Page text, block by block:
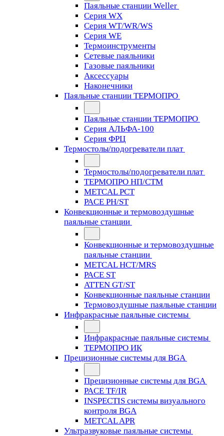
Паяльные станции Weller
Серия WX
Серия WT/WR/WS
Серия WE
Термоинструменты
Сетевые паяльники
Газовые паяльники
Аксессуары
Наконечники
Паяльные станции ТЕРМОПРО
Паяльные станции ТЕРМОПРО
Серия АЛЬФА-100
Серия ФРЦ
Термостолы/подогреватели плат
Термостолы/подогреватели плат
ТЕРМОПРО НП/СТМ
METCAL PCT
PACE PH/ST
Конвекционные и термовоздушные
паяльные станции
Конвекционные и термовоздушные
паяльные станции
METCAL HCT/MRS
PACE ST
ATTEN GT/ST
Конвекционные паяльные станции
Термовоздушные паяльные станции
Инфракрасные паяльные системы
Инфракрасные паяльные системы
ТЕРМОПРО ИК
Прецизионные системы для BGA
Прецизионные системы для BGA
PACE TF/IR
INSPECTIS системы визуального
контроля BGA
METCAL APR
Ультразвуковые паяльные системы